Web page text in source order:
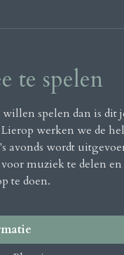
te spelen
spelen dan is dit
werken we de
avonds wordt
muziek te delen en
te doen.